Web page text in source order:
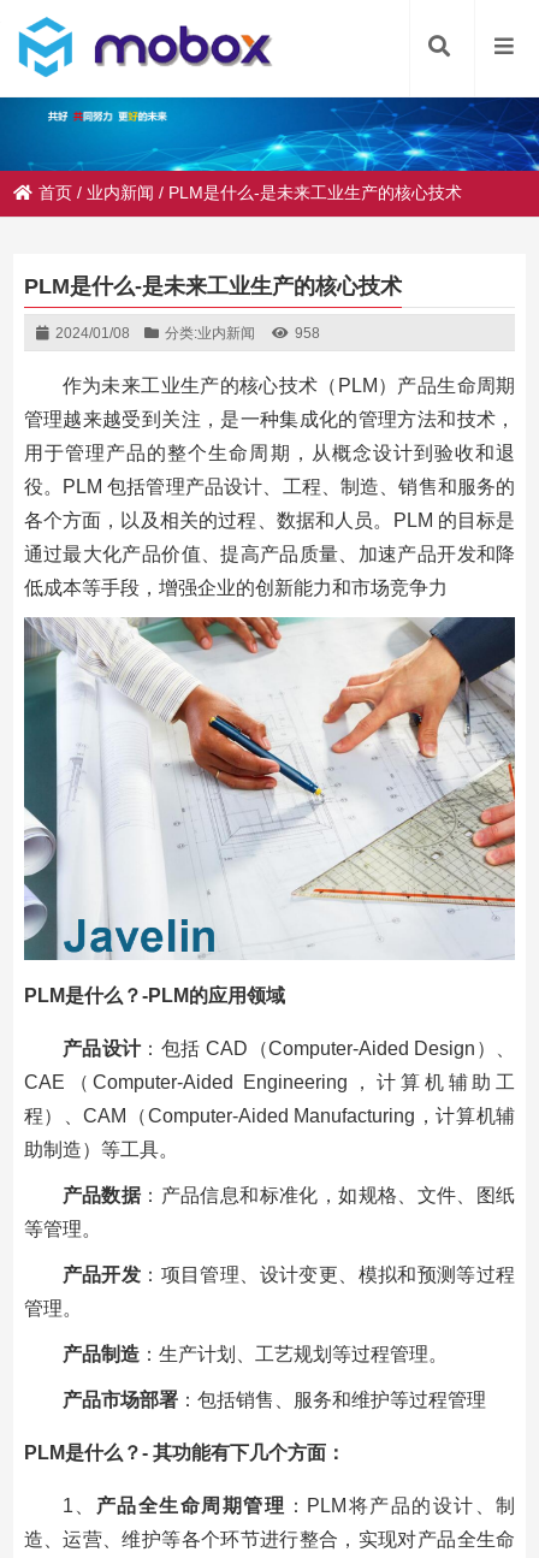
首页 / 业内新闻 / PLM是什么-是未来工业生产的核心技术
PLM是什么-是未来工业生产的核心技术
2024/01/08 分类:业内新闻 958
作为未来工业生产的核心技术（PLM）产品生命周期
管理越来越受到关注，是一种集成化的管理方法和技术，
用于管理产品的整个生命周期，从概念设计到验收和退
役。PLM 包括管理产品设计、工程、制造、销售和服务的
各个方面，以及相关的过程、数据和人员。PLM 的目标是
通过最大化产品价值、提高产品质量、加速产品开发和降
低成本等手段，增强企业的创新能力和市场竞争力
PLM是什么？-PLM的应用领域
产品设计：包括 CAD（Computer-Aided Design）、
CAE（Computer-Aided Engineering，计算机辅助工
程）、CAM（Computer-Aided Manufacturing，计算机辅
助制造）等工具。
产品数据：产品信息和标准化，如规格、文件、图纸
等管理。
产品开发 ：项目管理、设计变更、模拟和预测等过程
管理。
产品制造：生产计划、工艺规划等过程管理。
产品市场部署：包括销售、服务和维护等过程管理
PLM是什么？- 其功能有下几个方面：
1、 产品全生命周期管理 ：PLM将产品的设计、制
造、运营、维护等各个环节进行整合，实现对产品全生命